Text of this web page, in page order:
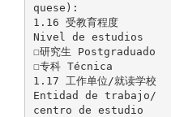
quese):
1.16 受教育程度
Nivel de estudios
☐研究生 Postgraduado
☐专科 Técnica
1.17 工作单位/就读学校
Entidad de trabajo/
centro de estudio